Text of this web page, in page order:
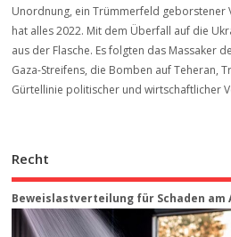
Unordnung, ein Trümmerfeld geborstener
hat alles 2022. Mit dem Überfall auf die
aus der Flasche. Es folgten das Massaker
Gaza-Streifens, die Bomben auf Teheran,
Gürtellinie politischer und wirtschaftlicher
Recht
Beweis­last­ver­teilung für Schaden am